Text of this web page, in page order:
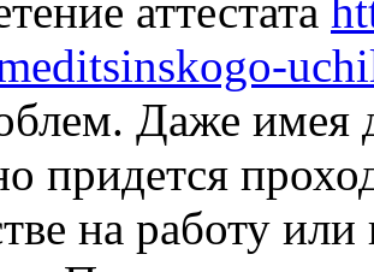
аттестата
Даже имея
придется
на работу